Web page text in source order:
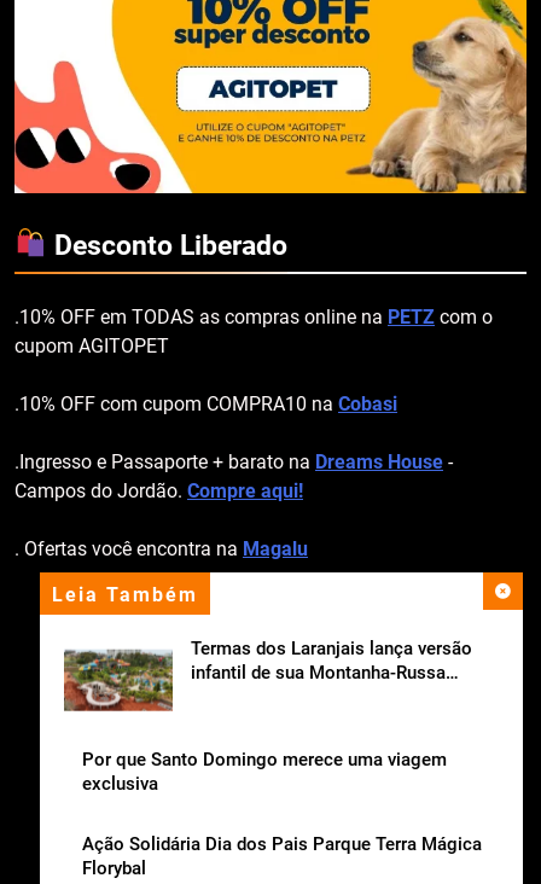
Leia Também
Termas dos Laranjais lança versão
infantil de sua Montanha-Russa
Por que Santo Domingo merece uma viagem
exclusiva
Ação Solidária Dia dos Pais Parque Terra Mágica
Florybal
Desconto Liberado
.10% OFF em TODAS as compras online na PETZ com o
cupom AGITOPET
.10% OFF com cupom COMPRA10 na Cobasi
.Ingresso e Passaporte + barato na Dreams House -
Campos do Jordão. Compre aqui!
. Ofertas você encontra na Magalu
apoio institucional